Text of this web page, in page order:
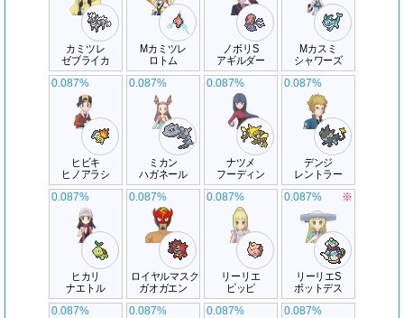
カミツレ
ゼブライカ
Mカミツレ
ロトム
ノボリS
アギルダー
Mカスミ
シャワーズ
ヒビキ
ヒノアラシ
0.087%
ミカン
ハガネール
0.087%
ナツメ
フーディン
0.087%
デンジ
レントラー
0.087%
ヒカリ
ナエトル
0.087%
ロイヤルマスク
ガオガエン
0.087%
リーリエ
ピッピ
0.087%
リーリエS
ポットデス
0.087% ※
0.087% 0.087% 0.087% 0.087%